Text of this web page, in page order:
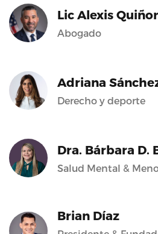
Lic Alexis
Abogado
Adriana
Derecho y deporte
Dra. Bárbara D.
Salud Mental &
Brian Díaz